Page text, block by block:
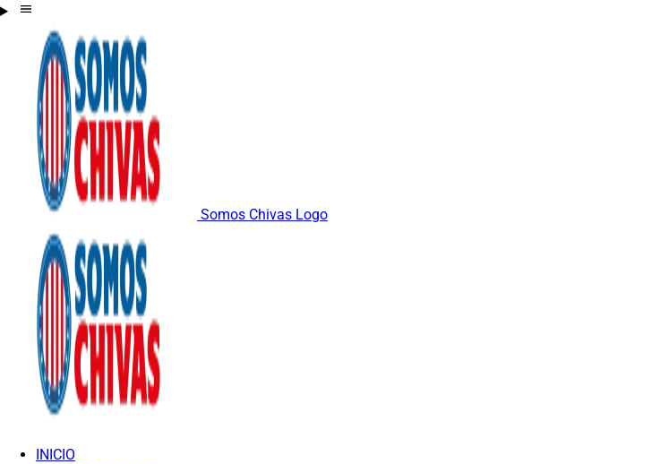
Somos Chivas Logo
INICIO